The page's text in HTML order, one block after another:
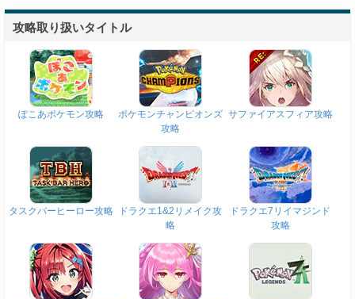
攻略取り扱いタイトル
ぽこあポケモン攻略
ポケモンチャンピオンズ
攻略
サファイアスフィア攻略
タスクバーヒーロー攻略
ドラクエ1&2リメイク攻
略
ドラクエ7リイマジンド
攻略